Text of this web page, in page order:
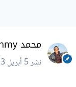
محمد Fahmy
نشر5 أبريل 2023